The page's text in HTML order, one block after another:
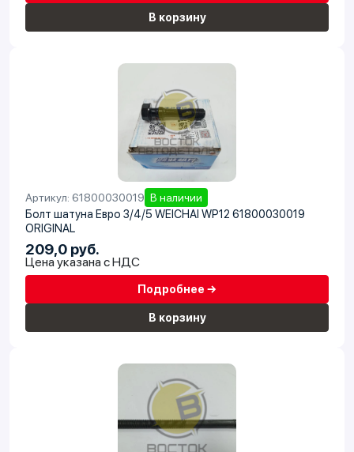
В корзину
Артикул: 61800030019 В наличии
Болт шатуна Евро 3/4/5 WEICHAI WP12 61800030019
ORIGINAL
209,0 руб.
Цена указана с НДС
Подробнее →
В корзину